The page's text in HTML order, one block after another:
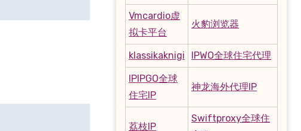
Vmcardio虚
拟卡平台
火豹浏览器
klassikaknigi IPWO全球住宅代理
IPIPGO全球
住宅IP
神龙海外代理IP
荔枝IP
Swiftproxy全球住